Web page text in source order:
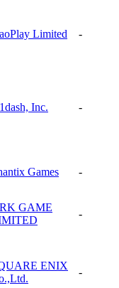
Limited -
Inc. -
Games -
GAME
-
ENIX
-